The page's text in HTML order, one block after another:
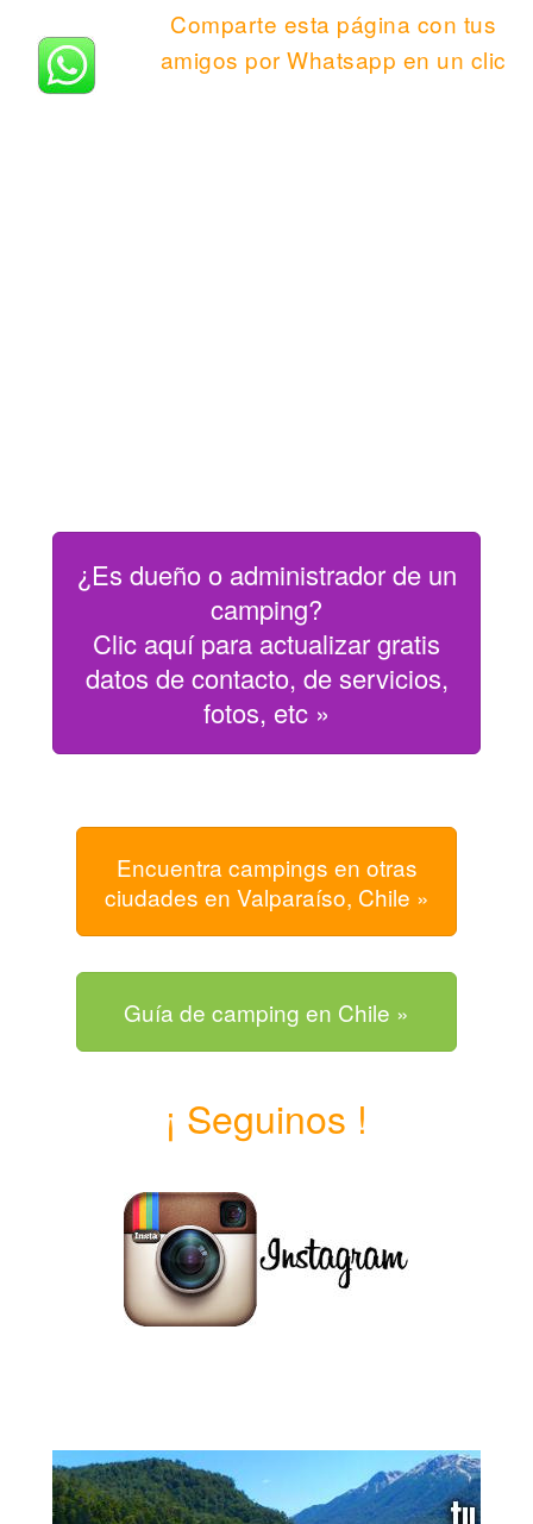
Comparte esta página con tus
amigos por Whatsapp en un clic
¿Es dueño o administrador de un
camping?
Clic aquí para actualizar gratis
datos de contacto, de servicios,
fotos, etc »
Encuentra campings en otras
ciudades en Valparaíso, Chile »
Guía de camping en Chile »
¡ Seguinos !